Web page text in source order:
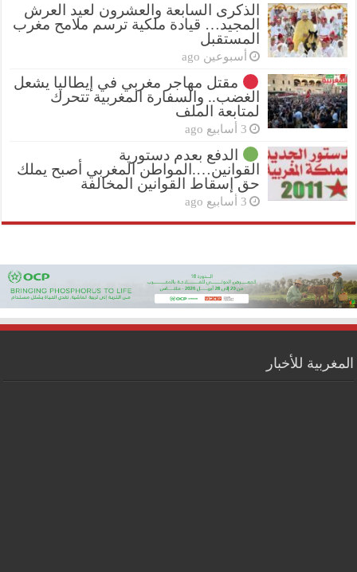
الذكرى السابعة والعشرون لعيد العرش
المجيد… قيادة ملكية ترسم ملامح مغرب
المستقبل
أسبوعين ago
مقتل مهاجر مغربي في إيطاليا يشعل
الغضب.. والسفارة المغربية تتحرك
لمتابعة الملف
3 أسابيع ago
الدفع بعدم دستورية
القوانين….المواطن المغربي أصبح يملك
حق إسقاط القوانين المخالفة
3 أسابيع ago
المغربية للأخبار